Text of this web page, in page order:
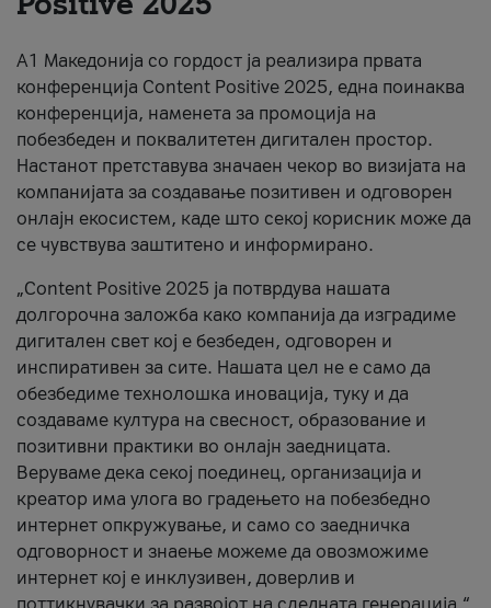
А1 Македонија со гордост ја реализира првата
конференција Content Positive 2025, една поинаква
конференција, наменета за промоција на
побезбеден и поквалитетен дигитален простор.
Настанот претставува значаен чекор во визијата на
компанијата за создавање позитивен и одговорен
онлајн екосистем, каде што секој корисник може да
се чувствува заштитено и информирано.
„Content Positive 2025 ја потврдува нашата
долгорочна заложба како компанија да изградиме
дигитален свет кој е безбеден, одговорен и
инспиративен за сите. Нашата цел не е само да
обезбедиме технолошка иновација, туку и да
создаваме култура на свесност, образование и
позитивни практики во онлајн заедницата.
Веруваме дека секој поединец, организација и
креатор има улога во градењето на побезбедно
интернет опкружување, и само со заедничка
одговорност и знаење можеме да овозможиме
интернет кој е инклузивен, доверлив и